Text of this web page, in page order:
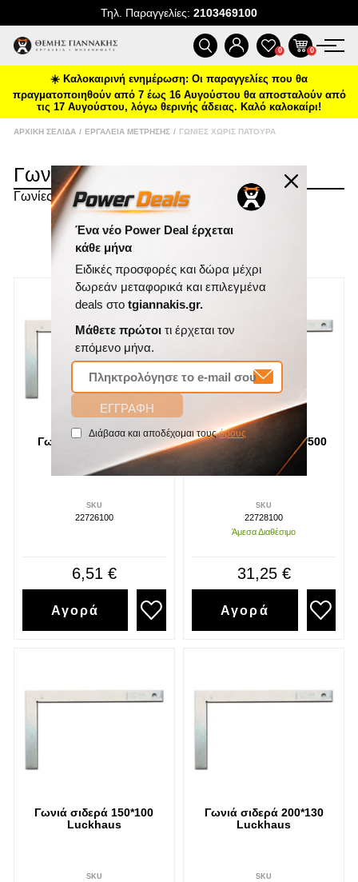
Τηλ. Παραγγελίες: 2103469100
ΠΡΟΪΌΝΤΑ
ΠΡΟΣΦΟΡΈΣ
ΝΈΕΣ ΑΦΊΞΕΙΣ
ΕΠΙΚΟΙΝΩΝΊΑ
ΝΈΑ & ΆΡΘΡΑ
0 0
☀️ Καλοκαιρινή ενημέρωση: Οι παραγγελίες που θα
πραγματοποιηθούν από 7 έως 16 Αυγούστου θα αποσταλούν από
τις 17 Αυγούστου, λόγω θερινής άδειας. Καλό καλοκαίρι!
ΑΡΧΙΚΉ ΣΕΛΊΔΑ / ΕΡΓΑΛΕΊΑ ΜΈΤΡΗΣΗΣ / ΓΩΝΊΕΣ ΧΩΡΊΣ ΠΑΤΟΎΡΑ
Γωνίες Χωρίς Πατούρα
Γωνίες χωρίς Πατούρα
ΤΑΞΙΝΌΜΗΣΗ
ΕΜΦΆΝΙΣΗ
Γωνιά σιδερά 100*70
SKU
22726100
6,51 €
Αγορά
Γωνιά σιδερά 1000*500
Luckhaus
SKU
22728100
Άμεσα Διαθέσιμο
31,25 €
Αγορά
Γωνιά σιδερά 150*100
Luckhaus
SKU
Γωνιά σιδερά 200*130
Luckhaus
SKU
Ένα νέο Power Deal έρχεται
κάθε μήνα
Ειδικές προσφορές και δώρα μέχρι
δωρεάν μεταφορικά και επιλεγμένα
deals στο tgiannakis.gr.
Μάθετε πρώτοι τι έρχεται τον
επόμενο μήνα.
Διάβασα και αποδέχομαι τουςόρους